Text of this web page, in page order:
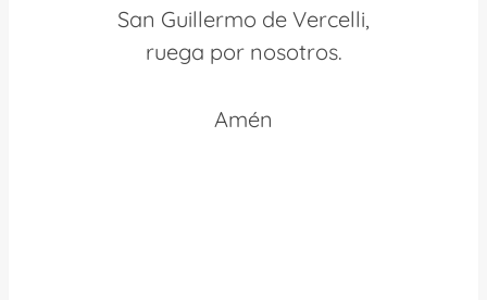
San Guillermo de Vercelli,
ruega por nosotros.
Amén